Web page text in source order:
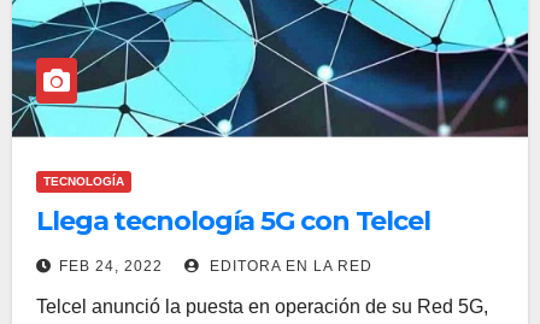
TECNOLOGÍA
Llega tecnología 5G con Telcel
FEB 24, 2022 EDITORA EN LA RED
Telcel anunció la puesta en operación de su Red 5G,